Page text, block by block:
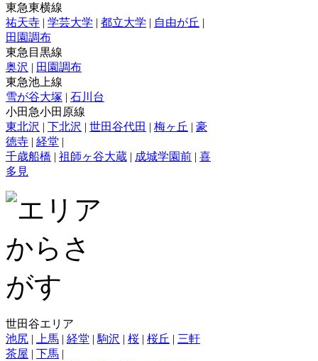
東急東横線
祐天寺 | 学芸大学 | 都立大学 | 自由が丘 |
田園調布
東急目黒線
奥沢 | 田園調布
東急池上線
雪が谷大塚 | 石川台
小田急小田原線
東北沢 | 下北沢 | 世田谷代田 | 梅ヶ丘 | 豪
徳寺 | 経堂 |
千歳船橋 | 祖師ヶ谷大蔵 | 成城学園前 | 喜
多見
世田谷エリア
池尻 | 上馬 | 経堂 | 駒沢 | 桜 | 桜丘 | 三軒
茶屋 | 下馬 |